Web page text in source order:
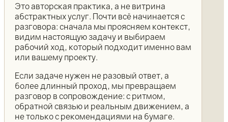
Это авторская практика, а не витрина
абстрактных услуг. Почти всё начинается с
разговора: сначала мы проясняем контекст,
видим настоящую задачу и выбираем
рабочий ход, который подходит именно вам
или вашему проекту.
Если задаче нужен не разовый ответ, а
более длинный проход, мы превращаем
разговор в сопровождение: с ритмом,
обратной связью и реальным движением, а
не только с рекомендациями на бумаге.